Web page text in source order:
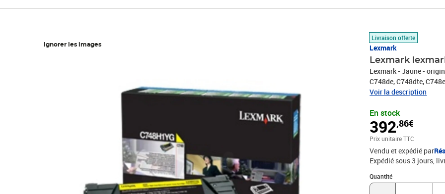
Ignorer les images
Livraison offerte
Lexmark
Lexmark
Lexmark - Jaune -
C748de, C748dte, C748e
Voir la description
En stock
392,86€
Prix 392,86€
Prix unitaire TTC
Vendu et expédié par
Expédié sous 3 jours
Quantité
Quantité : 1